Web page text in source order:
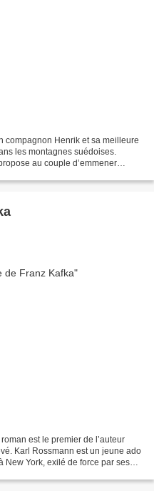
compagnon Henrik et sa meilleure
les montagnes suédoises.
au couple d’emmener
est le premier de l’auteur
Karl Rossmann est un jeune ado
York, exilé de force par ses